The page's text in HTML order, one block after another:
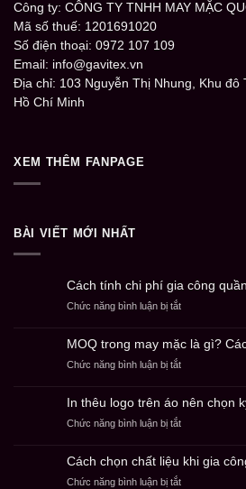
Công ty: CÔNG TY TNHH MAY MẶC
Mã số thuế: 1201691020
Số điện thoại: 0972 107 109
Email: info@gavitex.vn
Địa chỉ: 103 Nguyễn Thị Nhung, Khu đô
Hồ Chí Minh
XEM THÊM FANPAGE
BÀI VIẾT MỚI NHẤT
Cách tính chi phí gia công
Chức năng bình luận bị tắtở
chi
phí
công
áo
mẫu
MOQ trong may mặc là gì?
Chức năng bình luận bị tắtở
may
mặc
gì?
đặt
In thêu logo trên áo nên chọn
Chức năng bình luận bị tắtở
logo
trên
Cách chọn chất liệu khi gia
Chức năng bình luận bị tắtở